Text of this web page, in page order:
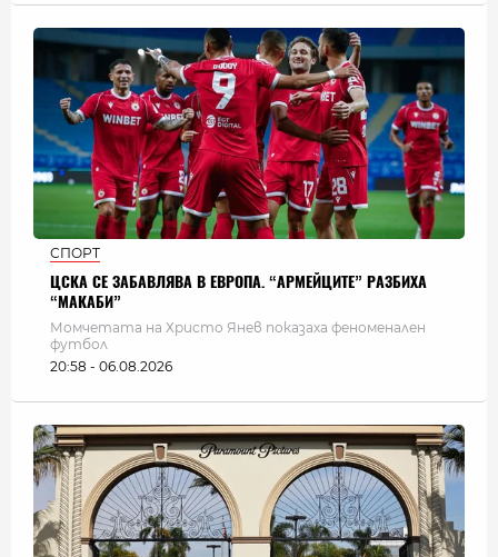
СПОРТ
ЦСКА СЕ ЗАБАВЛЯВА В ЕВРОПА. “АРМЕЙЦИТЕ” РАЗБИХА
“МАКАБИ”
Момчетата на Христо Янев показаха феноменален
футбол
20:58 - 06.08.2026